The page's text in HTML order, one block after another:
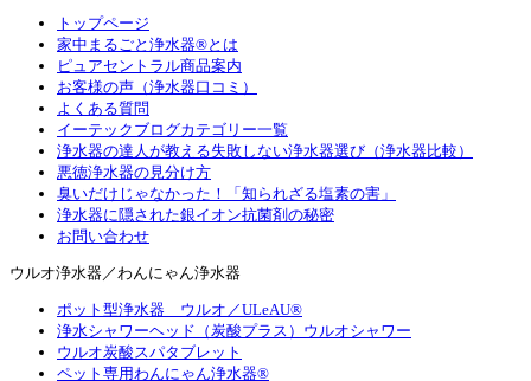
トップページ
家中まるごと浄水器®とは
ピュアセントラル商品案内
お客様の声（浄水器口コミ）
よくある質問
イーテックブログカテゴリー一覧
浄水器の達人が教える失敗しない浄水器選び（浄水器比較）
悪徳浄水器の見分け方
臭いだけじゃなかった！「知られざる塩素の害」
浄水器に隠された銀イオン抗菌剤の秘密
お問い合わせ
ウルオ浄水器／わんにゃん浄水器
ポット型浄水器 ウルオ／ULeAU®
浄水シャワーヘッド（炭酸プラス）ウルオシャワー
ウルオ炭酸スパタブレット
ペット専用わんにゃん浄水器®